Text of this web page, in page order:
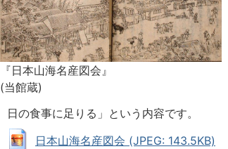
『日本山海名産図会』
(当館蔵)
日の食事に足りる」という内容です。
日本山海名産図会 (JPEG: 143.5KB)